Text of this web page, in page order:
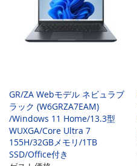
GR/ZA Webモデル ネビュラブ
ラック (W6GRZA7EAM)
/Windows 11 Home/13.3型
WUXGA/Core Ultra 7
155H/32GBメモリ/1TB
SSD/Office付き